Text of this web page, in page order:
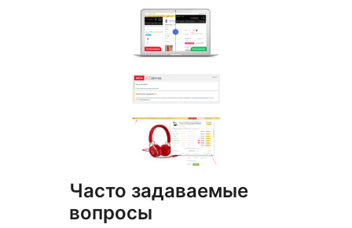
Часто задаваемые
вопросы